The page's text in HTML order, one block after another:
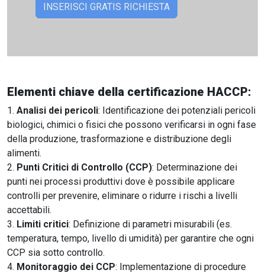
Elementi chiave della certificazione HACCP:
Analisi dei pericoli: Identificazione dei potenziali pericoli
biologici, chimici o fisici che possono verificarsi in ogni fase
della produzione, trasformazione e distribuzione degli
alimenti.
Punti Critici di Controllo (CCP): Determinazione dei
punti nei processi produttivi dove è possibile applicare
controlli per prevenire, eliminare o ridurre i rischi a livelli
accettabili.
Limiti critici: Definizione di parametri misurabili (es.
temperatura, tempo, livello di umidità) per garantire che ogni
CCP sia sotto controllo.
Monitoraggio dei CCP: Implementazione di procedure